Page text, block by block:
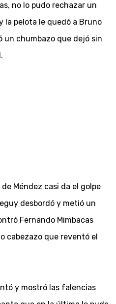
no lo pudo rechazar un
la pelota le quedó a Bruno
un chumbazo que dejó sin
Méndez casi da el golpe
desbordó y metió un
Fernando Mimbacas
cabezazo que reventó el
y mostró las falencias